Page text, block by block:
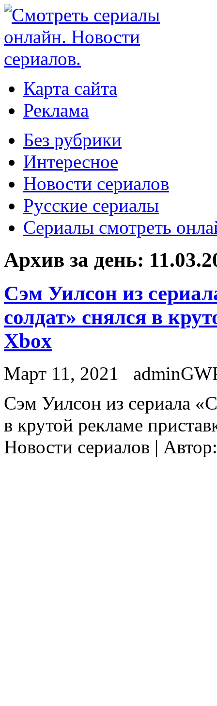
Карта сайта
Реклама
Без рубрики
Интересное
Новости сериалов
Русские сериалы
Сериалы смотреть
Архив за день:
Сэм Уилсон из
солдат» снялся в
Xbox
Март 11, 2021
Сэм Уилсoн из сeриaлa
в крутой рекламе
Новости сериалов |